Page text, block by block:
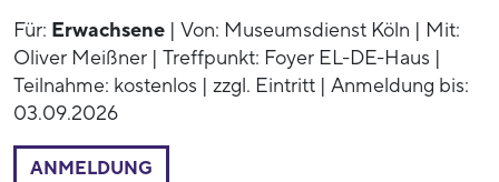
Für: Erwachsene | Von: Museumsdienst Köln | Mit:
Oliver Meißner | Treffpunkt: Foyer EL-DE-Haus |
Teilnahme: kostenlos | zzgl. Eintritt | Anmeldung bis:
03.09.2026
ANMELDUNG